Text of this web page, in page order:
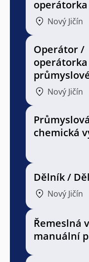
Nový Jičín
Operátor /
operátorka
Nový Jičín
chemická
Dělník /
Nový Jičín
Řemeslná
manuální